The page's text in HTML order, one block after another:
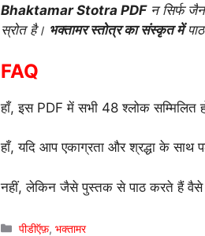
Bhaktamar Stotra PDFन सिर्फ जैन
स्रोत है। भक्तामर स्तोत्र का संस्कृत में
FAQ
हाँ, इस PDF में सभी 48 श्लोक सम्मिलित
हाँ, यदि आप एकाग्रता और श्रद्धा के साथ
नहीं, लेकिन जैसे पुस्तक से पाठ करते हैं वैसे
Categories
पीडीऍफ़,भक्तामर